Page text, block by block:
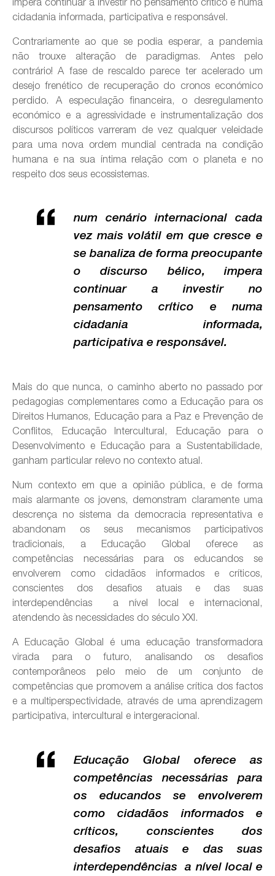
cidadania informada, participativa e responsável.
Contrariamente ao que se podia esperar, a pandemia
não trouxe alteração de paradigmas. Antes pelo
contrário! A fase de rescaldo parece ter acelerado um
desejo frenético de recuperação do cronos económico
perdido. A especulação financeira, o desregulamento
económico e a agressividade e instrumentalização dos
discursos políticos varreram de vez qualquer veleidade
para uma nova ordem mundial centrada na condição
humana e na sua íntima relação com o planeta e no
respeito dos seus ecossistemas.
num cenário internacional cada
vez mais volátil em que cresce e
se banaliza de forma preocupante
o discurso bélico, impera
continuar a investir no
pensamento crítico e numa
cidadania informada,
participativa e responsável.
Mais do que nunca, o caminho aberto no passado por
pedagogias complementares como a Educação para os
Direitos Humanos, Educação para a Paz e Prevenção de
Conflitos, Educação Intercultural, Educação para o
Desenvolvimento e Educação para a Sustentabilidade,
ganham particular relevo no contexto atual.
Num contexto em que a opinião pública, e de forma
mais alarmante os jovens, demonstram claramente uma
descrença no sistema da democracia representativa e
abandonam os seus mecanismos participativos
tradicionais, a Educação Global oferece as
competências necessárias para os educandos se
envolverem como cidadãos informados e críticos,
conscientes dos desafios atuais e das suas
interdependências a nível local e internacional,
atendendo às necessidades do século XXI.
A Educação Global é uma educação transformadora
virada para o futuro, analisando os desafios
contemporâneos pelo meio de um conjunto de
competências que promovem a análise crítica dos factos
e a multiperspectividade, através de uma aprendizagem
participativa, intercultural e intergeracional.
Educação Global oferece as
competências necessárias para
os educandos se envolverem
como cidadãos informados e
críticos, conscientes dos
desafios atuais e das suas
interdependências a nível local e